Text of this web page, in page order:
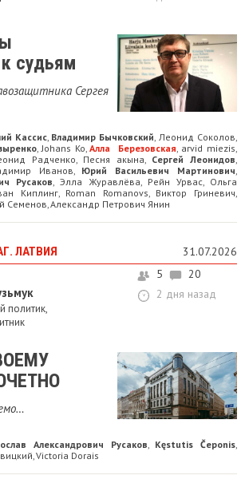
судьям
Сергея
Кассис, Владимир Бычковский, Леонид Соколов,
,Johans Ko,Алла Березовская, arvid miezis,
Радченко, Песня акына, Сергей Леонидов,
Иванов, Юрий Васильевич Мартинович,
Русаков,Элла Журавлёва, Рейн Урвас, Ольга
Киплинг, Roman Romanovs, Виктор Гриневич,
Семенов,Александр Петрович Янин
ЛАТВИЯ 31.07.2026
политик,
5
20
2 дня назад
Александрович Русаков, Kęstutis Čeponis,
,Victoria Dorais